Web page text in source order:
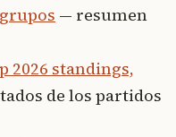
— resumen
2026 standings,
de los partidos